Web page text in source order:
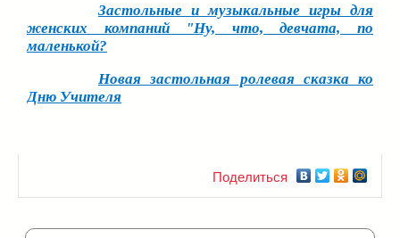
Застольные и музыкальные игры для
женских компаний "Ну, что, девчата, по
маленькой?
Новая застольная ролевая сказка ко
Дню Учителя
Поделиться